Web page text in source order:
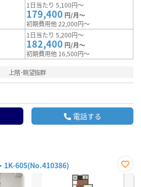
1日当たり 5,100円～
179,400 円/月～
初期費用他 22,000円～
1日当たり 5,200円～
182,400 円/月～
初期費用他 16,500円～
上階･眺望抜群
電話する
1K-605(No.410386)
お気